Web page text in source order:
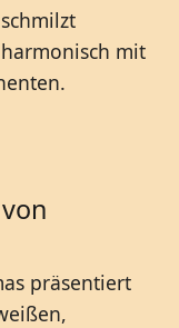
mit
präsentiert